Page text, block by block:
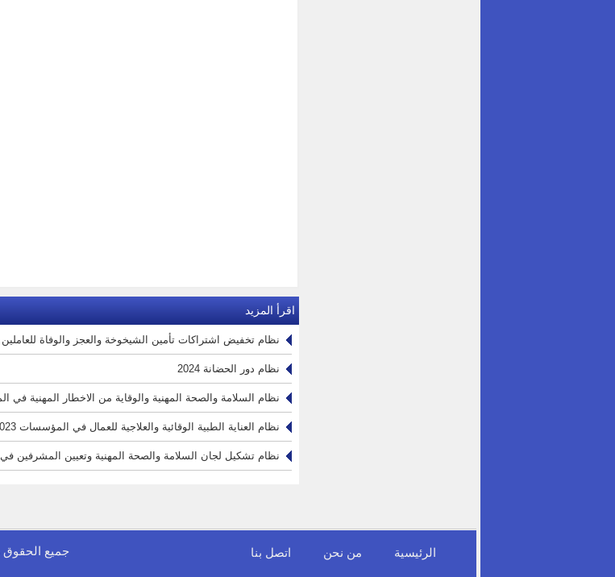
اقرأ المزيد
نظام تخفيض اشتراكات تأمين الشيخوخة والعجز والوفاة للعاملين في
نظام دور الحضانة 2024
نظام السلامة والصحة المهنية والوقاية من الاخطار المهنية في
نظام العناية الطبية الوقائية والعلاجية للعمال في المؤسسات 2023
نظام تشكيل لجان السلامة والصحة المهنية وتعيين المشرفين في
الرئيسية من نحن اتصل بنا جميع الحقوق محفوظة © 2026 مركز